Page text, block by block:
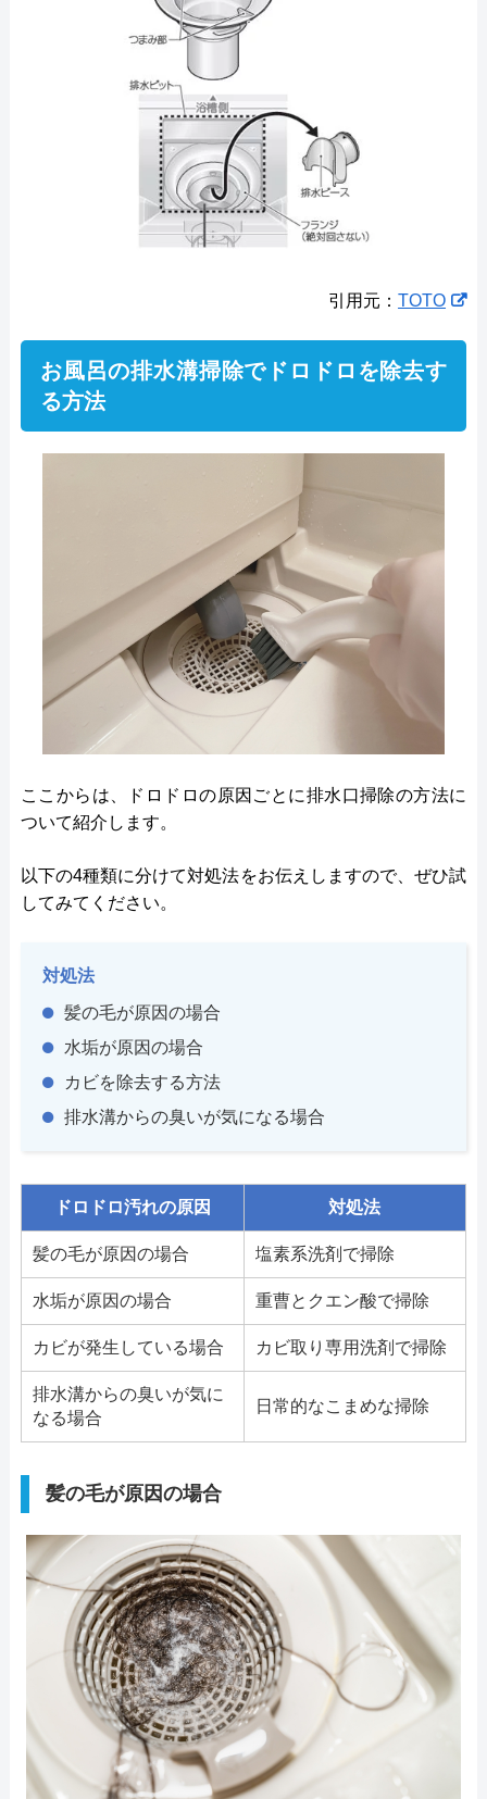
引用元：TOTO
お風呂の排水溝掃除でドロドロを除去す
る方法
ここからは、ドロドロの原因ごとに排水口掃除の方法に
ついて紹介します。
以下の4種類に分けて対処法をお伝えしますので、ぜひ試
してみてください。
対処法
髪の毛が原因の場合
水垢が原因の場合
カビを除去する方法
排水溝からの臭いが気になる場合
ドロドロ汚れの原因 対処法
髪の毛が原因の場合 塩素系洗剤で掃除
水垢が原因の場合 重曹とクエン酸で掃除
カビが発生している場合 カビ取り専用洗剤で掃除
排水溝からの臭いが気に
なる場合
日常的なこまめな掃除
髪の毛が原因の場合